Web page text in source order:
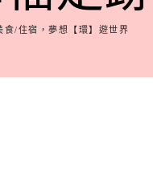
/住宿，夢想【環】遊世界